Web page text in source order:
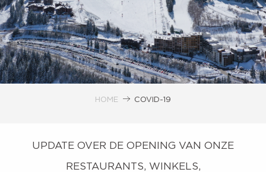
HOME COVID-19
UPDATE OVER DE OPENING VAN ONZE
RESTAURANTS, WINKELS,